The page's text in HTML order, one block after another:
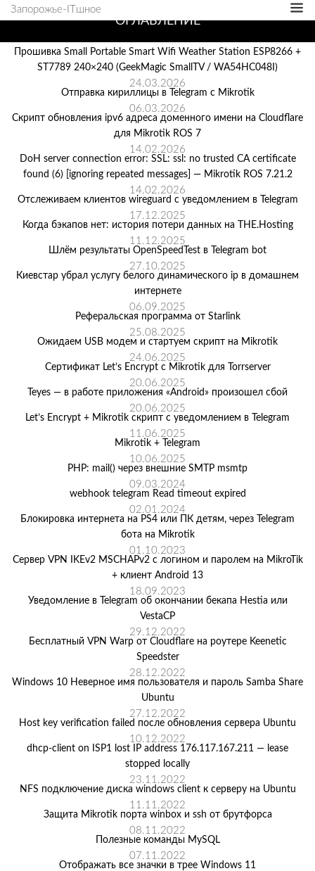
ОГЛАВЛЕНИЕ
Запорожье-ITшное
Прошивка Small Portable Smart Wifi Weather Station ESP8266 +
ST7789 240×240 (GeekMagic SmallTV / WA54HC048I)
24.03.2026
Отправка кириллицы в Telegram с Mikrotik
06.03.2026
Скрипт обновления ipv6 адреса доменного имени на Cloudflare
для Mikrotik ROS 7
14.02.2026
DoH server connection error: SSL: ssl: no trusted CA certificate
found (6) [ignoring repeated messages] — Mikrotik ROS 7.21.2
14.02.2026
Отслеживаем клиентов wireguard с уведомлением в Telegram
17.12.2025
Когда бэкапов нет: история потери данных на THE.Hosting
11.12.2025
Шлём результаты OpenSpeedTest в Telegram bot
27.10.2025
Киевстар убрал услугу белого динамического ip в домашнем
интернете
06.09.2025
Реферальская программа от Starlink
25.08.2025
Ожидаем USB модем и стартуем скрипт на Mikrotik
24.06.2025
Сертификат Let’s Encrypt с Mikrotik для Torrserver
20.06.2025
Teyes — в работе приложения «Android» произошел сбой
20.06.2025
Let’s Encrypt + Mikrotik скрипт с уведомлением в Telegram
11.06.2025
Mikrotik + Telegram
10.06.2025
PHP: mail() через внешние SMTP msmtp
09.03.2024
webhook telegram Read timeout expired
02.01.2024
Блокировка интернета на PS4 или ПК детям, через Telegram
бота на Mikrotik
01.10.2023
Сервер VPN IKEv2 MSCHAPv2 с логином и паролем на MikroTik
+ клиент Android 13
18.09.2023
Уведомление в Telegram об окончании бекапа Hestia или
VestaCP
29.12.2022
Бесплатный VPN Warp от Cloudflare на роутере Keenetic
Speedster
28.12.2022
Windows 10 Неверное имя пользователя и пароль Samba Share
Ubuntu
27.12.2022
Host key verification failed после обновления сервера Ubuntu
10.12.2022
dhcp-client on ISP1 lost IP address 176.117.167.211 — lease
stopped locally
23.11.2022
NFS подключение диска windows client к серверу на Ubuntu
11.11.2022
Защита Mikrotik порта winbox и ssh от брутфорса
08.11.2022
Полезные команды MySQL
07.11.2022
Отображать все значки в трее Windows 11